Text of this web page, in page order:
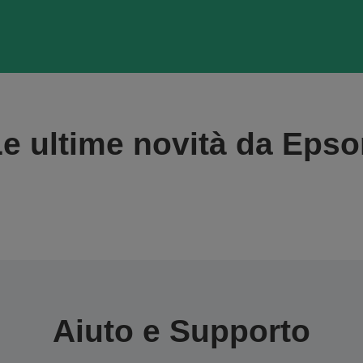
ultime novità da
Aiuto e Supporto